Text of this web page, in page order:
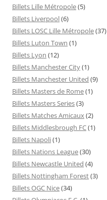
Billets Lille Métropole(5)
Billets Liverpool(6)
Billets LOSC Lille Métropole(37)
Billets Luton Town (1)
Billets Lyon (12)
Billets Manchester City(1)
Billets Manchester United (9)
Billets Masters de Rome(1)
Billets Masters Series(3)
Billets Matches Amicaux(2)
Billets Middlesbrough FC(1)
Billets Napoli(1)
Billets Nations League(30)
Billets Newcastle United (4)
Billets Nottingham Forest(3)
Billets OGC Nice(34)